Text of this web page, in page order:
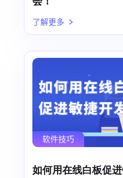
了解更多
软件技巧
如何用在线白板促